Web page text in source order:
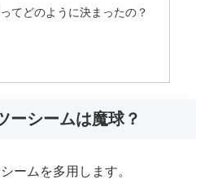
てどのように決まったの？
ーシームは魔球？
ームを多用します。